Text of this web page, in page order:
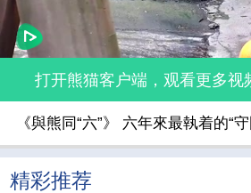
打开熊猫客户端，观看更多视
《與熊同“六”》 六年來最執着的“
精彩推荐